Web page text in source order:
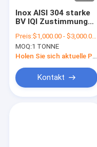
Inox AISI 304 starke
BV IQI Zustimmung
Platten-3mm 5mm
Preis:$1,000.00 - $3,000.00/Tons
MOQ:1 TONNE
Holen Sie sich aktuelle Preis
Kontakt